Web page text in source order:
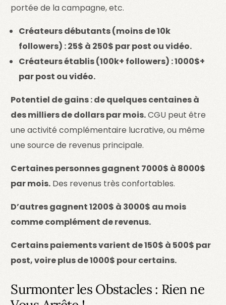
portée de la campagne, etc.
Créateurs débutants (moins de 10k
followers) : 25$ à 250$ par post ou vidéo.
Créateurs établis (100k+ followers) : 1000$+
par post ou vidéo.
Potentiel de gains : de quelques centaines à
des milliers de dollars par mois.CGU peut être
une activité complémentaire lucrative, ou même
une source de revenus principale.
Certaines personnes gagnent 7000$ à 8000$
par mois. Des revenus très confortables.
D’autres gagnent 1200$ à 3000$ au mois
comme complément de revenus.
Certains paiements varient de 150$ à 500$ par
post, voire plus de 1000$ pour certains.
Surmonter les Obstacles : Rien ne